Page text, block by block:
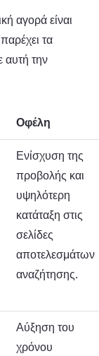
αγορά είναι
τα
αυτή την
Οφέλη
Ενίσχυση της
προβολής και
υψηλότερη
κατάταξη στις
σελίδες
αποτελεσμάτων
αναζήτησης.
Αύξηση του
χρόνου